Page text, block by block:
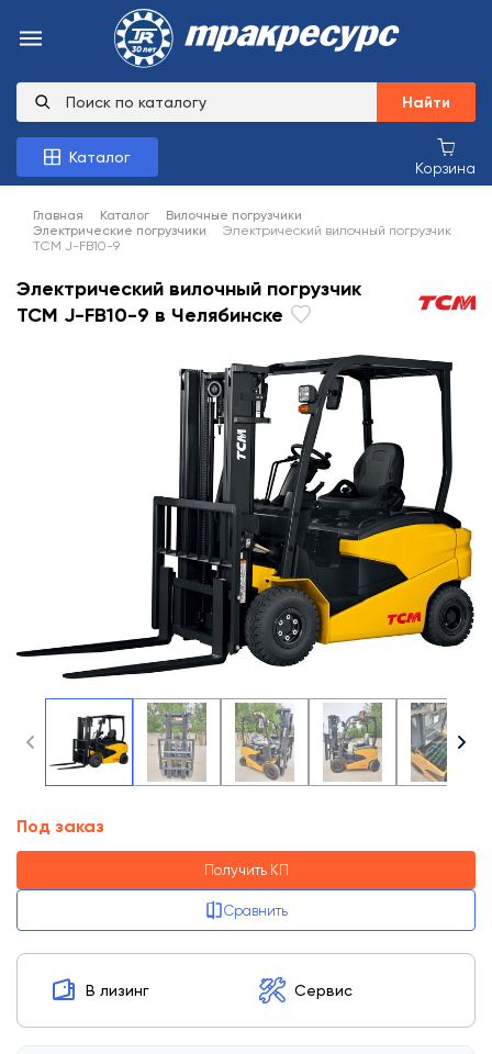
Найти
Каталог
Корзина
Главная Каталог
Вилочные погрузчики
Электрические погрузчики
Электрический вилочный погрузчик
TCM J-FB10-9
Электрический вилочный погрузчик
TCM J-FB10-9 в Челябинске
Под заказ
Получить КП
Сравнить
В лизинг Сервис